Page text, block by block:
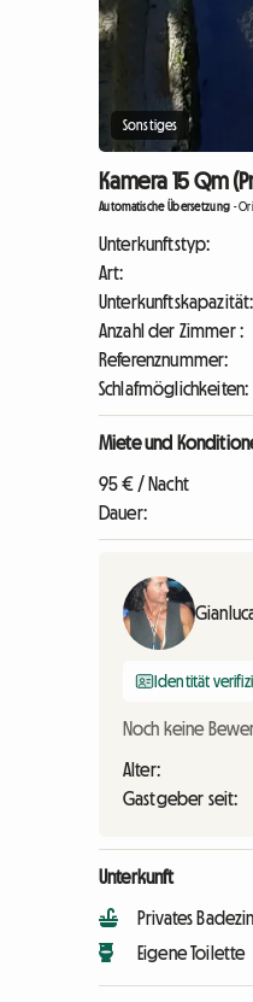
Sonstiges
Kamera 15 Qm
Automatische Übersetzung -
Unterkunftstyp:
Art:
Unterkunftskapazität:
Anzahl der Zimmer :
Referenznummer:
Schlafmöglichkeiten:
Miete und
95 € / Nacht
Dauer:
Identität
Noch keine
Alter:
Gastgeber seit:
Unterkunft
Privates
Eigene Toilette